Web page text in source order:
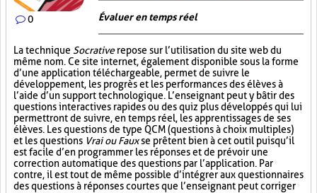
0 Évaluer en temps réel
La technique Socrativerepose sur l’utilisation du site web du
même nom. Ce site internet, également disponible sous la forme
d’une application téléchargeable, permet de suivre le
développement, les progrès et les performances des élèves à
l’aide d’un support technologique. L’enseignant peut y bâtir des
questions interactives rapides ou des quiz plus développés qui lui
permettront de suivre, en temps réel, les apprentissages de ses
élèves. Les questions de type QCM (questions à choix multiples)
et les questions Vrai ou Fauxse prêtent bien à cet outil puisqu’il
est facile d’en programmer les réponses et de prévoir une
correction automatique des questions par l’application. Par
contre, il est tout de même possible d’intégrer aux questionnaires
des questions à réponses courtes que l’enseignant peut corriger